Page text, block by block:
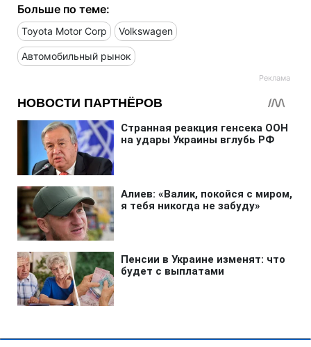
Больше по теме:
Toyota Motor Corp Volkswagen
Автомобильный рынок